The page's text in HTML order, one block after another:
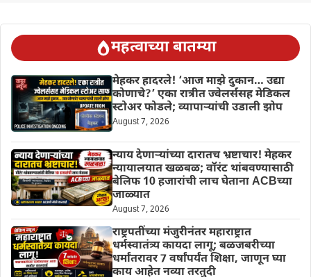
महत्वाच्या बातम्या
मेहकर हादरले! ‘आज माझे दुकान… उद्या
कोणाचे?’ एका रात्रीत ज्वेलर्ससह मेडिकल
स्टोअर फोडले; व्यापाऱ्यांची उडाली झोप
August 7, 2026
न्याय देणाऱ्यांच्या दारातच भ्रष्टाचार! मेहकर
न्यायालयात खळबळ; वॉरंट थांबवण्यासाठी
बेलिफ 10 हजारांची लाच घेताना ACBच्या
जाळ्यात
August 7, 2026
राष्ट्रपतींच्या मंजुरीनंतर महाराष्ट्रात
धर्मस्वातंत्र्य कायदा लागू; बळजबरीच्या
धर्मांतरावर 7 वर्षांपर्यंत शिक्षा, जाणून घ्या
काय आहेत नव्या तरतुदी